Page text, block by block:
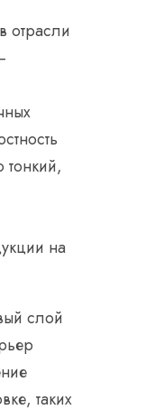
отрасли
тонкий,
на
слой
таких